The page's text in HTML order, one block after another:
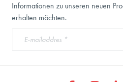
Informationen zu unseren neuen
erhalten möchten.